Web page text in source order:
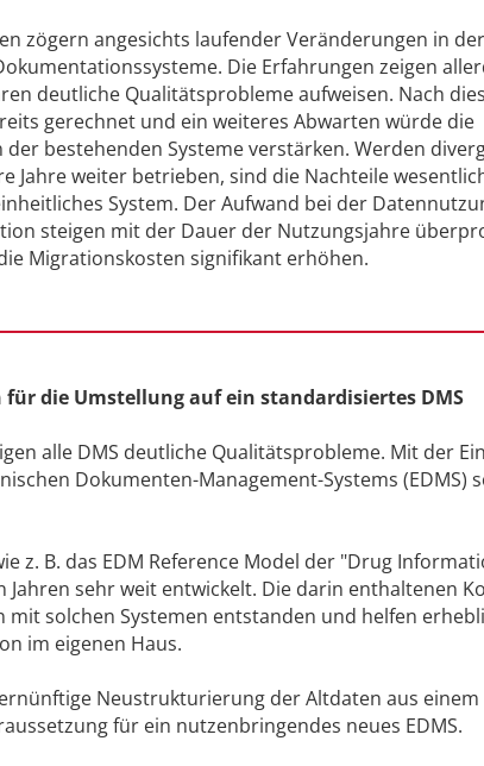
zögern angesichts laufender Veränderungen in
Die Erfahrungen zeigen
deutliche Qualitätsprobleme aufweisen. Nach
gerechnet und ein weiteres Abwarten würde die
bestehenden Systeme verstärken. Werden
Jahre weiter betrieben, sind die Nachteile
System. Der Aufwand bei der
steigen mit der Dauer der Nutzungsjahre
Migrationskosten signifikant erhöhen.
für die Umstellung auf ein standardisiertes DMS
alle DMS deutliche Qualitätsprobleme. Mit der
Dokumenten-Management-Systems (EDMS)
z. B. das EDM Reference Model der "Drug
Jahren sehr weit entwickelt. Die darin enthaltenen
mit solchen Systemen entstanden und helfen
im eigenen Haus.
Neustrukturierung der Altdaten aus
für ein nutzenbringendes neues EDMS.